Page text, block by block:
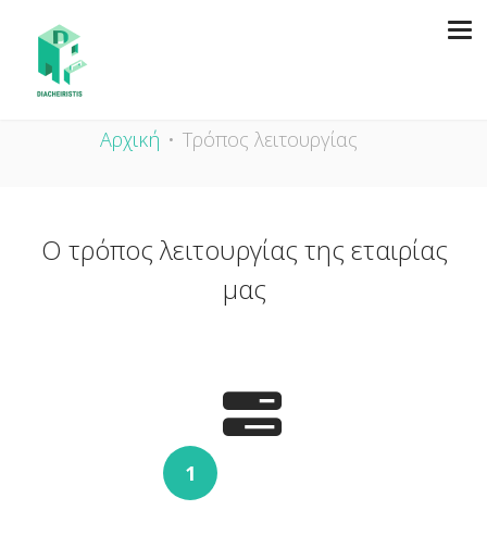
ΤΡΌΠΟΣ ΛΕΙΤΟΥΡΓΊΑΣ
Αρχική Τρόπος λειτουργίας
Ο τρόπος λειτουργίας της εταιρίας
μας
1